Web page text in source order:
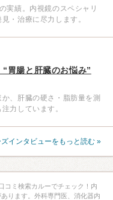
実績。内視鏡のスペシャリ
・治療に尽力します。
胃腸と肝臓のお悩み”
、肝臓の硬さ・脂肪量を測
力しています。
ズインタビューをもっと読む »
コミ検索カルーでチェック！内
ります。外科専門医、消化器内